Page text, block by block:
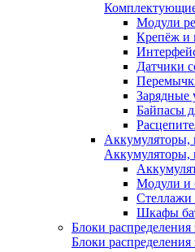
Модули
Крепёж и
Датчики
Зарядные
Байпасы
Аккумуляторы,
Аккумуляторы,
Модули и
Стеллажи
Шкафы
Блоки
Блоки